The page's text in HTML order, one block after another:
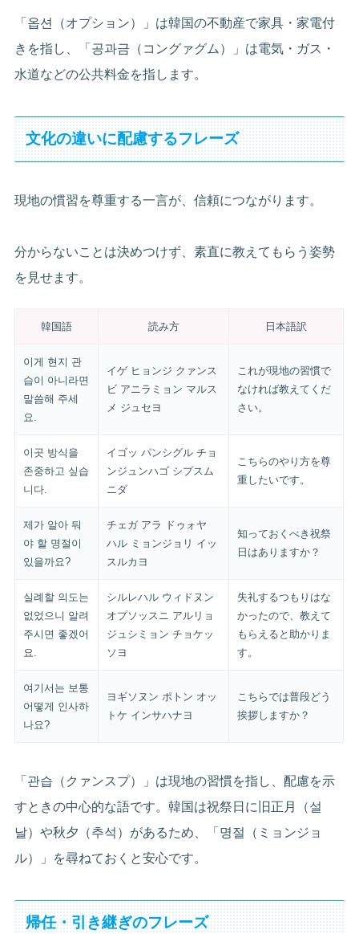
「옵션（オプション）」は韓国の不動産で家具・家電付
きを指し、「공과금（コングァグム）」は電気・ガス・
水道などの公共料金を指します。
文化の違いに配慮するフレーズ
現地の慣習を尊重する一言が、信頼につながります。
分からないことは決めつけず、素直に教えてもらう姿勢
を見せます。
韓国語 読み方 日本語訳
이게 현지 관
습이 아니라면
말씀해 주세
요.
イゲ ヒョンジ クァンス
ビ アニラミョン マルス
メ ジュセヨ
これが現地の習慣で
なければ教えてくだ
さい。
이곳 방식을
존중하고 싶습
니다.
イゴッ パンシグル チョ
ンジュンハゴ シプスム
ニダ
こちらのやり方を尊
重したいです。
제가 알아 둬
야 할 명절이
있을까요?
チェガ アラ ドゥォヤ
ハル ミョンジョリ イッ
スルカヨ
知っておくべき祝祭
日はありますか？
실례할 의도는
없었으니 알려
주시면 좋겠어
요.
シルレハル ウィドヌン
オプソッスニ アルリョ
ジュシミョン チョケッ
ソヨ
失礼するつもりはな
かったので、教えて
もらえると助かりま
す。
여기서는 보통
어떻게 인사하
나요?
ヨギソヌン ポトン オッ
トケ インサハナヨ
こちらでは普段どう
挨拶しますか？
「관습（クァンスプ）」は現地の習慣を指し、配慮を示
すときの中心的な語です。韓国は祝祭日に旧正月（설
날）や秋夕（추석）があるため、「명절（ミョンジョ
ル）」を尋ねておくと安心です。
帰任・引き継ぎのフレーズ